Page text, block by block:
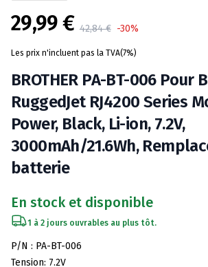
Product information
29,99 € 42,84 € -30%
Les prix n'incluent pas la TVA(7%)
BROTHER PA-BT-006 Pour
RuggedJet RJ4200 Series
Power, Black, Li-ion, 7.2V,
3000mAh/21.6Wh,
batterie
En stock et disponible
1 à 2 jours ouvrables au plus tôt.
Spécifications de la batterie
P/N : PA-BT-006
Tension: 7.2V